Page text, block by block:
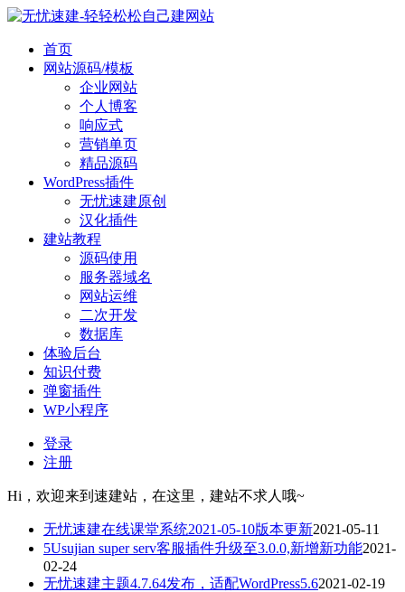
首页
网站源码/模板
企业网站
个人博客
响应式
营销单页
精品源码
WordPress插件
无忧速建原创
汉化插件
建站教程
源码使用
服务器域名
网站运维
二次开发
数据库
体验后台
知识付费
弹窗插件
WP小程序
登录
注册
Hi，欢迎来到速建站，在这里，建站不求人哦~
无忧速建在线课堂系统2021-05-10版本更新2021-05-11
5Usujian super serv客服插件升级至3.0.0,新增新功能2021-
02-24
无忧速建主题4.7.64发布，适配WordPress5.62021-02-19